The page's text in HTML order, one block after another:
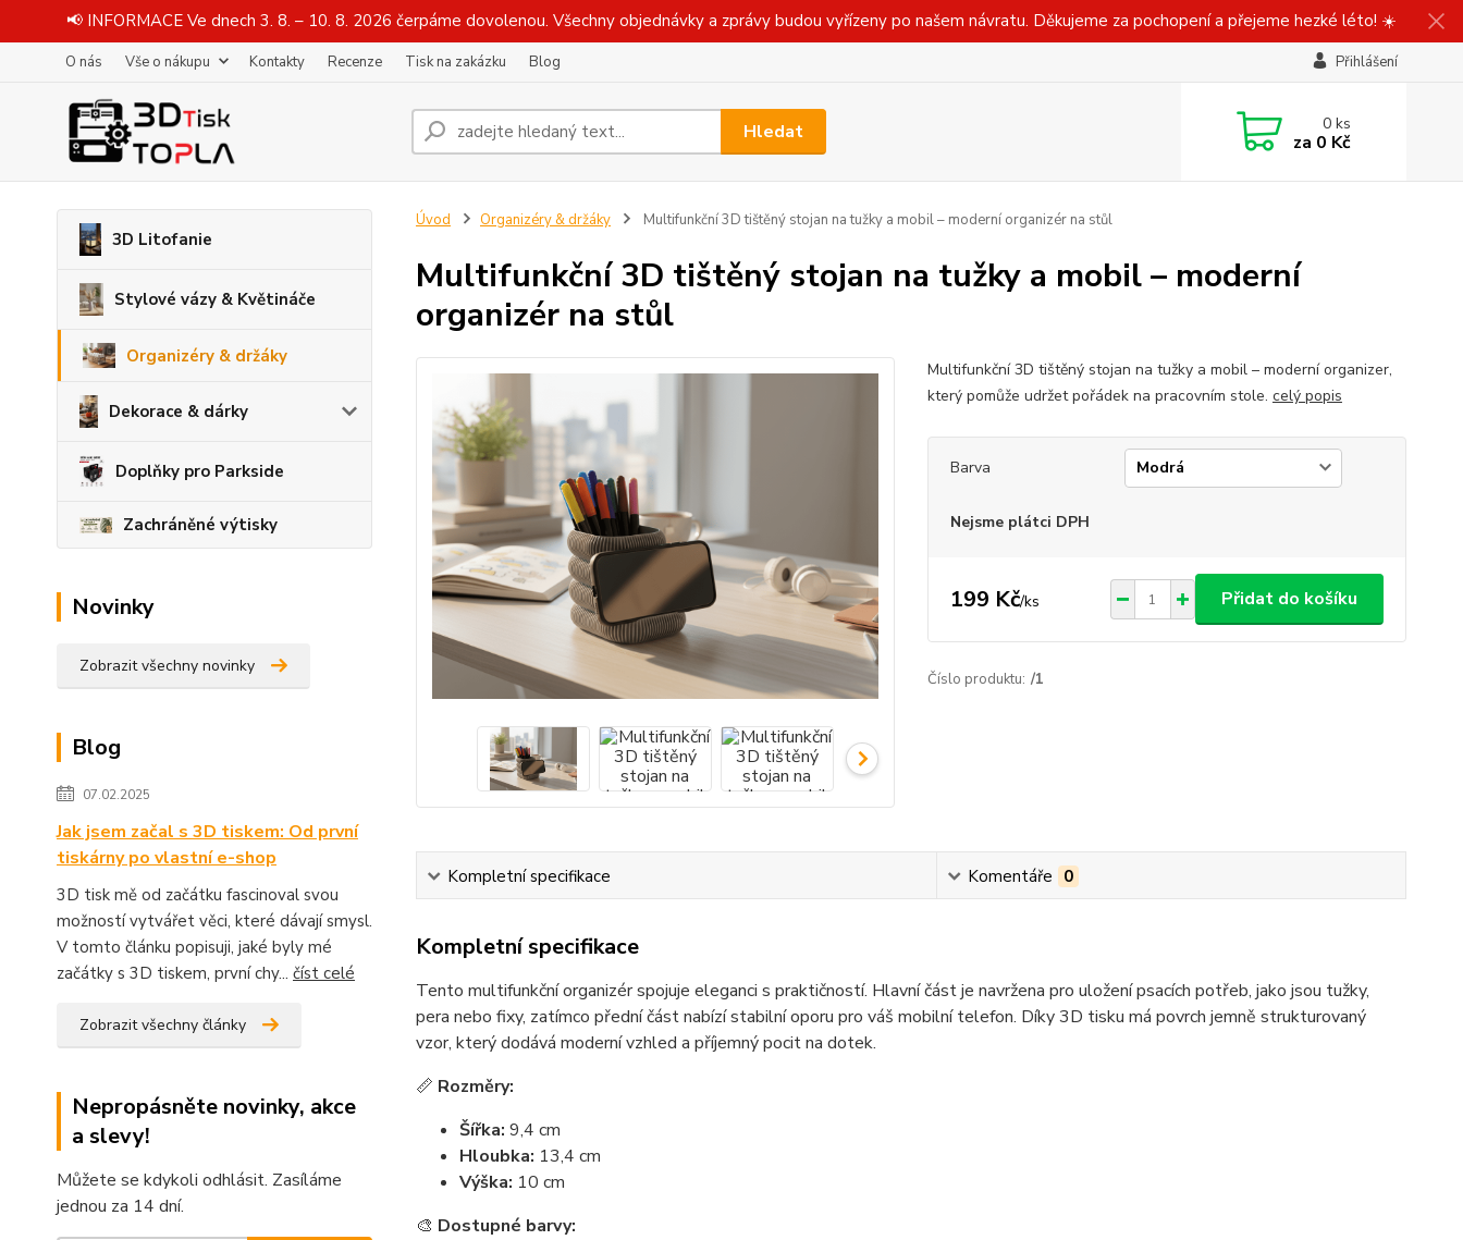
📢 INFORMACE Ve dnech 3. 8. – 10. 8. 2026 čerpáme dovolenou. Všechny objednávky a zprávy budou vyřízeny po našem návratu. Děkujeme za pochopení a přejeme hezké léto! ☀️
O nás Vše o nákupu Kontakty Recenze Tisk na zakázku Blog Přihlášení
Hledat 0ks
za 0 Kč
3D Litofanie
Stylové vázy & Květináče
Organizéry & držáky
Dekorace & dárky
Doplňky pro Parkside
Zachráněné výtisky
Novinky
Zobrazit všechny novinky
Blog
07.02.2025
Jak jsem začal s 3D tiskem: Od první
tiskárny po vlastní e-shop
3D tisk mě od začátku fascinoval svou
možností vytvářet věci, které dávají smysl.
V tomto článku popisuji, jaké byly mé
začátky s 3D tiskem, první chy... číst celé
Zobrazit všechny články
Nepropásněte novinky, akce
a slevy!
Můžete se kdykoli odhlásit. Zasíláme
jednou za 14 dní.
Úvod Organizéry & držáky Multifunkční 3D tištěný stojan na tužky a mobil – moderní organizér na stůl
Multifunkční 3D tištěný stojan na tužky a mobil – moderní
organizér na stůl
Multifunkční 3D tištěný stojan na tužky a mobil – moderní organizer,
který pomůže udržet pořádek na pracovním stole. celý popis
Barva
Nejsme plátci DPH
199 Kč/ks Přidat do košíku
Číslo produktu: /1
Kompletní specifikace Komentáře 0
Kompletní specifikace
Tento multifunkční organizér spojuje eleganci s praktičností. Hlavní část je navržena pro uložení psacích potřeb, jako jsou tužky,
pera nebo fixy, zatímco přední část nabízí stabilní oporu pro váš mobilní telefon. Díky 3D tisku má povrch jemně strukturovaný
vzor, který dodává moderní vzhled a příjemný pocit na dotek.
📏 Rozměry:
Šířka: 9,4 cm
Hloubka: 13,4 cm
Výška: 10 cm
🎨 Dostupné barvy: